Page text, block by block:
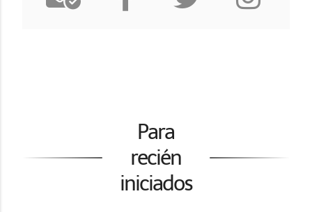
Para
recién
iniciados